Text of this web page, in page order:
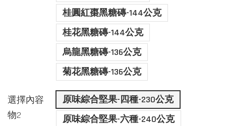
桂圓紅棗黑糖磚-144公克
桂花黑糖磚-144公克
烏龍黑糖磚-136公克
菊花黑糖磚-136公克
選擇內容
物2
原味綜合堅果-四種-230公克
原味綜合堅果-六種-240公克